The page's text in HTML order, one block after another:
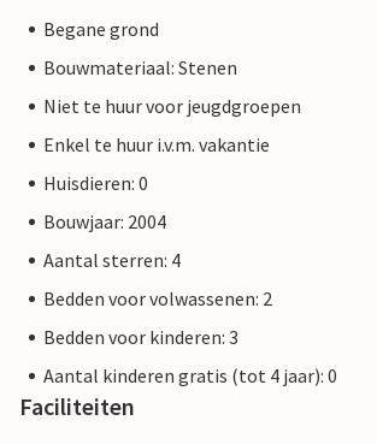
Begane grond
Bouwmateriaal: Stenen
Niet te huur voor jeugdgroepen
Enkel te huur i.v.m. vakantie
Huisdieren: 0
Bouwjaar: 2004
Aantal sterren: 4
Bedden voor volwassenen: 2
Bedden voor kinderen: 3
Aantal kinderen gratis (tot 4 jaar): 0
Faciliteiten